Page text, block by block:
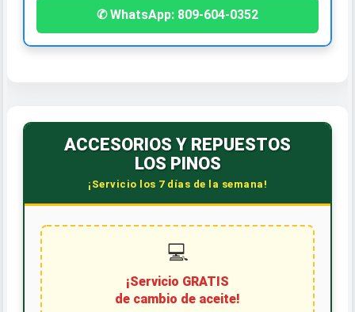
✆ WhatsApp: 809-604-0352
ACCESORIOS Y REPUESTOS
LOS PINOS
¡Servicio los 7 días de la semana!
💻
¡Servicio GRATIS
de cambio de aceite!